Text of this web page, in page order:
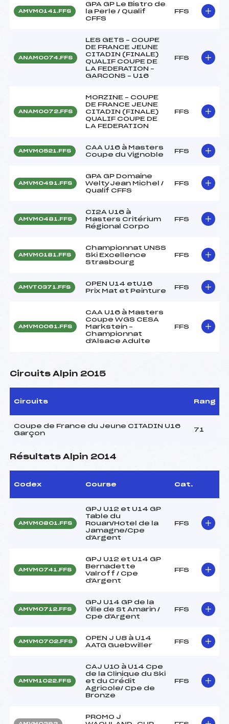
AMVM0141.FFS
GPA GP Le Bistro de
la Perle / Qualif
CFFS
FFS
ANAM0074.FFS
LES GETS – COUPE
DE FRANCE JEUNE
CITADIN (FINALE)
QUALIF COUPE DE
LA FEDERATION –
GARCONS – U16
FFS
ANAM0072.FFS
MORZINE – COUPE
DE FRANCE JEUNE
CITADIN (FINALE)
QUALIF COUPE DE
LA FEDERATION
FFS
AMVM0521.FFS
CAA U16 à Masters
Coupe du Vignoble
FFS
AMVM0491.FFS
GPA GP Domaine
WeltyJean Michel /
Qualif CFFS
FFS
AMVM0481.FFS
CI2A U16 à
Masters Critérium
Régional Corpo
FFS
AMVM0181.FFS
Championnat UNSS
Ski Excellence
Strasbourg
FFS
AMVT0371.FFS
OPEN U14 etU16
Prix Mat et Peinture
FFS
AMVM0061.FFS
CAA U16 à Masters
Coupe WGS CESA
Markstein –
Championnat
d'Alsace Adulte
FFS
Circuits Alpin 2015
Circuits Rang
Coupe de France du Jeune CITADIN U16
Garçon
71
Résultats Alpin 2014
Codex Course Cat.
AMVM0801.FFS
GPJ U12 et U14 GP
Table du
Rouan/Hotel de la
Jamagne/Cpe
d'Argent
FFS
AMVM0741.FFS
GPJ U12 et U14 GP
Bernadette
Valroff / Cpe
d'Argent
FFS
AMVM0712.FFS
GPJ U14 GP de la
Ville de St Amarin /
Cpe d'Argent
FFS
AMVM0702.FFS
OPEN J U8 à U14
AATG Guebwiller
FFS
AMVM1022.FFS
CAJ U10 à U14 Cpe
de la Clinique du Ski
et du Crédit
Agricole/ Cpe de
Bronze
FFS
PROMO J